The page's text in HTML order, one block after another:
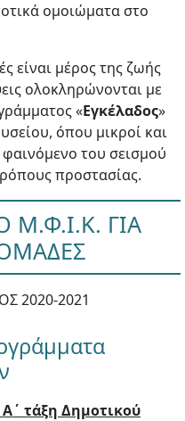
ομοιώματα στο
είναι μέρος της ζωής
ολοκληρώνονται με
«Εγκέλαδος»
όπου μικροί και
φαινόμενο του σεισμού
προστασίας.
Μ.Φ.Ι.Κ. ΓΙΑ
2020-2021
τάξη Δημοτικού